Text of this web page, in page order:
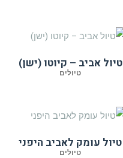
טיול אביב – קיוטו (ישן)
טיולים
טיול עומק לאביב היפני
טיולים